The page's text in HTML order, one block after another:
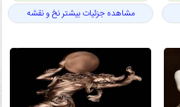
مشاهده جزئیات بیشتر نخ و نقشه